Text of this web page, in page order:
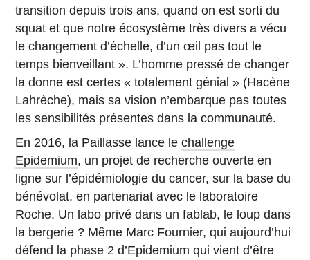
transition depuis trois ans, quand on est sorti du
squat et que notre écosystème très divers a vécu
le changement d’échelle, d’un œil pas tout le
temps bienveillant ». L’homme pressé de changer
la donne est certes « totalement génial » (Hacène
Lahrèche), mais sa vision n’embarque pas toutes
les sensibilités présentes dans la communauté.
En 2016, la Paillasse lance lechallenge
Epidemium, un projet de recherche ouverte en
ligne sur l’épidémiologie du cancer, sur la base du
bénévolat, en partenariat avec le laboratoire
Roche. Un labo privé dans un fablab, le loup dans
la bergerie ? Même Marc Fournier, qui aujourd’hui
défend la phase 2 d’Epidemium qui vient d’être